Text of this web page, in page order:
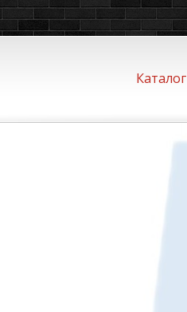
Каталог